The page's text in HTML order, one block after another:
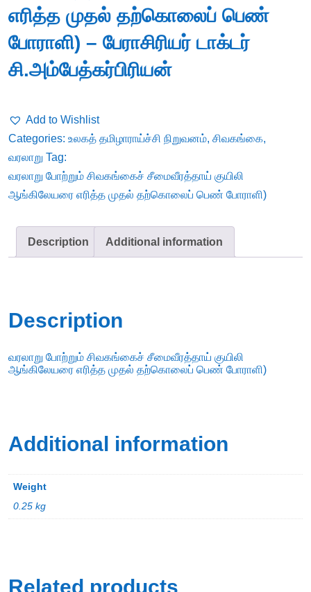
எரித்த முதல் தற்கொலைப் பெண்
போராளி) – பேராசிரியர் டாக்டர்
சி.அம்பேத்கர்பிரியன்
Add to Wishlist
Categories: உலகத் தமிழாராய்ச்சி நிறுவனம், சிவகங்கை,
வரலாறு Tag:
வரலாறு போற்றும் சிவகங்கைச் சீமைவீரத்தாய் குயிலி
ஆங்கிலேயரை எரித்த முதல் தற்கொலைப் பெண் போராளி)
Description Additional information
Description
வரலாறு போற்றும் சிவகங்கைச் சீமைவீரத்தாய் குயிலி
ஆங்கிலேயரை எரித்த முதல் தற்கொலைப் பெண் போராளி)
Additional information
Weight
0.25 kg
Related products